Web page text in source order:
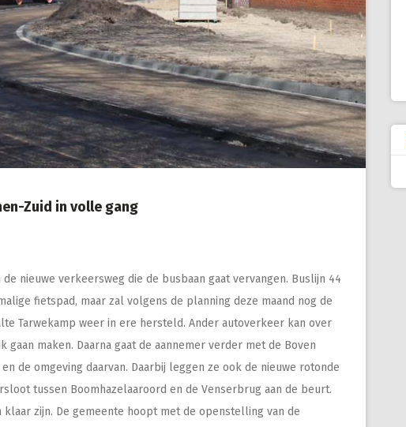
Zuid in volle gang
nieuwe verkeersweg die de busbaan gaat vervangen. Buslijn 44
fietspad, maar zal volgens de planning deze maand nog de
Tarwekamp weer in ere hersteld. Ander autoverkeer kan over
maken. Daarna gaat de aannemer verder met de Boven
de omgeving daarvan. Daarbij leggen ze ook de nieuwe rotonde
tussen Boomhazelaaroord en de Venserbrug aan de beurt.
zijn. De gemeente hoopt met de openstelling van de